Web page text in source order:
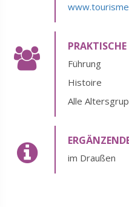
Führung
Histoire
Alle
im Draußen